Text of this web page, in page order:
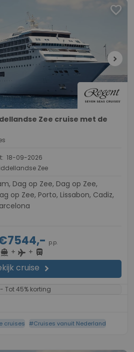
favorite
chevron_right
Zee cruise met de
18-09-2026
Zee
op Zee, Porto, Lissabon, Cadiz,
p.p.
directions_boat + flight + directions_bus
cruise chevron_right
Tot 45% korting
cruises #Cruises vanuit Nederland